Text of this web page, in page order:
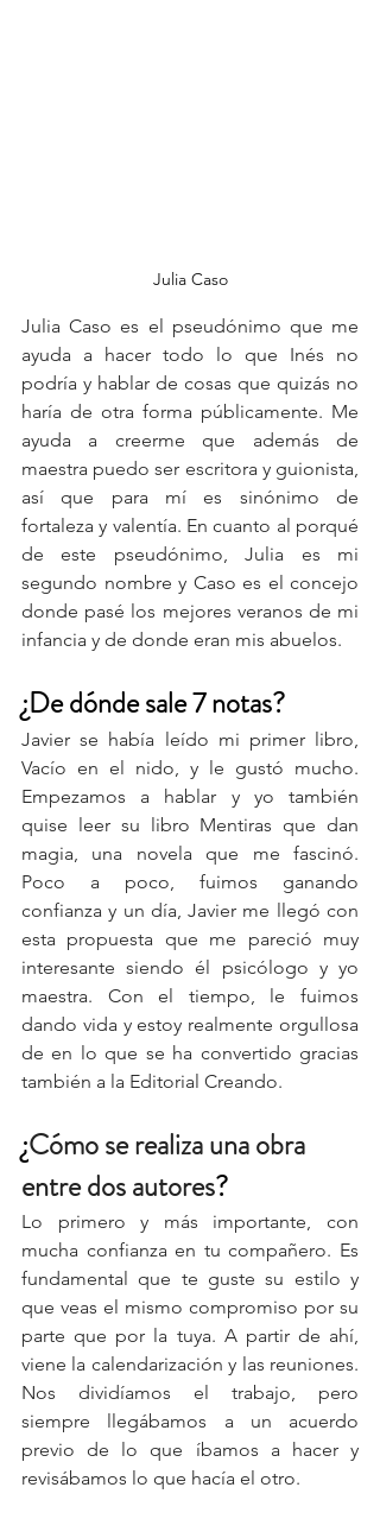
Julia Caso
Julia Caso es el pseudónimo que me
ayuda a hacer todo lo que Inés no
podría y hablar de cosas que quizás no
haría de otra forma públicamente. Me
ayuda a creerme que además de
maestra puedo ser escritora y guionista,
así que para mí es sinónimo de
fortaleza y valentía. En cuanto al porqué
de este pseudónimo, Julia es mi
segundo nombre y Caso es el concejo
donde pasé los mejores veranos de mi
infancia y de donde eran mis abuelos.
¿De dónde sale 7 notas?
Javier se había leído mi primer libro,
Vacío en el nido, y le gustó mucho.
Empezamos a hablar y yo también
quise leer su libro Mentiras que dan
magia, una novela que me fascinó.
Poco a poco, fuimos ganando
confianza y un día, Javier me llegó con
esta propuesta que me pareció muy
interesante siendo él psicólogo y yo
maestra. Con el tiempo, le fuimos
dando vida y estoy realmente orgullosa
de en lo que se ha convertido gracias
también a la Editorial Creando.
¿Cómo se realiza una obra
entre dos autores?
Lo primero y más importante, con
mucha confianza en tu compañero. Es
fundamental que te guste su estilo y
que veas el mismo compromiso por su
parte que por la tuya. A partir de ahí,
viene la calendarización y las reuniones.
Nos dividíamos el trabajo, pero
siempre llegábamos a un acuerdo
previo de lo que íbamos a hacer y
revisábamos lo que hacía el otro.